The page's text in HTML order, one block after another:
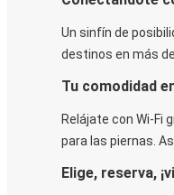
Un sinfín de
destinos en más
Tu comodidad
Relájate con Wi-Fi
para las piernas.
Elige, reserva,